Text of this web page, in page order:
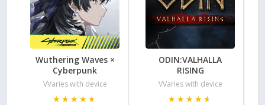
Wuthering Waves ×
Cyberpunk
VVaries with device
★★★★★
★★★★★
ODIN:VALHALLA
RISING
VVaries with device
★★★★★
★★★★★